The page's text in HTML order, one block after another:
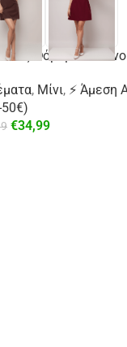
Φόρεμα Με
, Μίνι, ⚡ Άμεση
€34,99